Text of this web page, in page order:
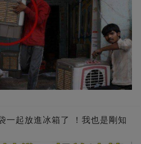
一起放進冰箱了 ！我也是剛知